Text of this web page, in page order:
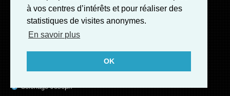
à vos centres d’intérêts et pour réaliser des
statistiques de visites anonymes.
En savoir plus
OK
Coloriage Mathias
Coloriage Joseph